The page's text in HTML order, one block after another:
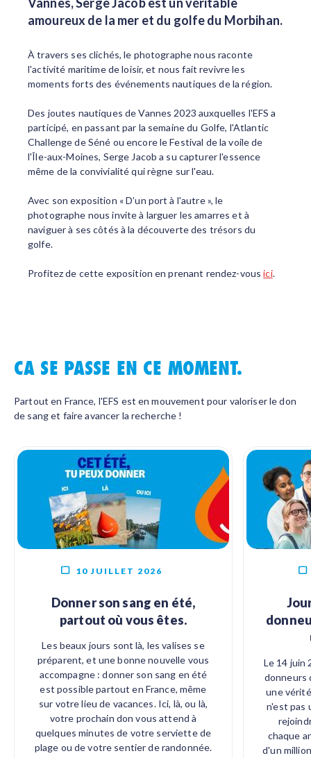
Vannes, Serge Jacob est un véritable
amoureux de la mer et du golfe du Morbihan.
À travers ses clichés, le photographe nous raconte
l'activité maritime de loisir, et nous fait revivre les
moments forts des événements nautiques de la région.
Des joutes nautiques de Vannes 2023 auxquelles l'EFS a
participé, en passant par la semaine du Golfe, l'Atlantic
Challenge de Séné ou encore le Festival de la voile de
l'Île-aux-Moines, Serge Jacob a su capturer l'essence
même de la convivialité qui règne sur l'eau.
Avec son exposition « D’un port à l'autre », le
photographe nous invite à larguer les amarres et à
naviguer à ses côtés à la découverte des trésors du
golfe.
Profitez de cette exposition en prenant rendez-vousici.
CA SE PASSE EN CE MOMENT.
Partout en France, l'EFS est en mouvement pour valoriser le don
de sang et faire avancer la recherche !
10 JUILLET 2026
Donner son sang en été,
partout où vous êtes.
Les beaux jours sont là, les valises se
préparent, et une bonne nouvelle vous
accompagne : donner son sang en été
est possible partout en France, même
sur votre lieu de vacances. Ici, là, ou là,
votre prochain don vous attend à
quelques minutes de votre serviette de
plage ou de votre sentier de randonnée.
Le 14 juin
donneurs
une
n'est pas
chaque
d'un